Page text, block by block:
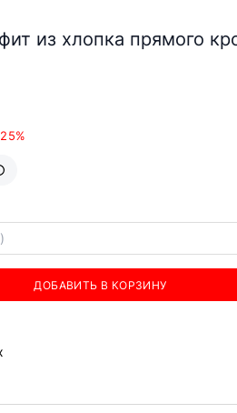
из хлопка прямого
ДОБАВИТЬ В КОРЗИНУ